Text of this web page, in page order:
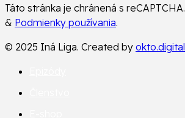
Táto stránka je chránená s reCAPTCHA.
& Podmienky používania.
© 2025 Iná Liga. Created by okto.digital